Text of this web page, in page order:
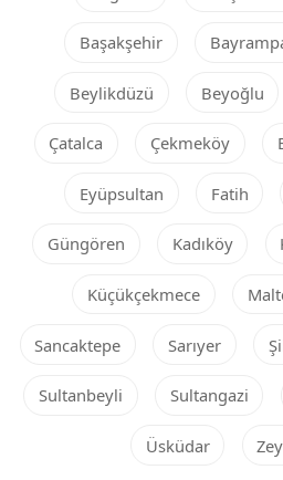
Başakşehir
Beylikdüzü Beyoğlu
Çatalca Çekmeköy
Eyüpsultan Fatih
Güngören Kadıköy
Küçükçekmece
Sancaktepe Sarıyer
Sultanbeyli Sultangazi
Üsküdar